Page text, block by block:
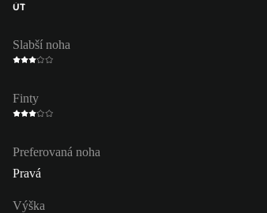
ÚT
Slabší noha
Finty
Preferovaná noha
Pravá
Výška